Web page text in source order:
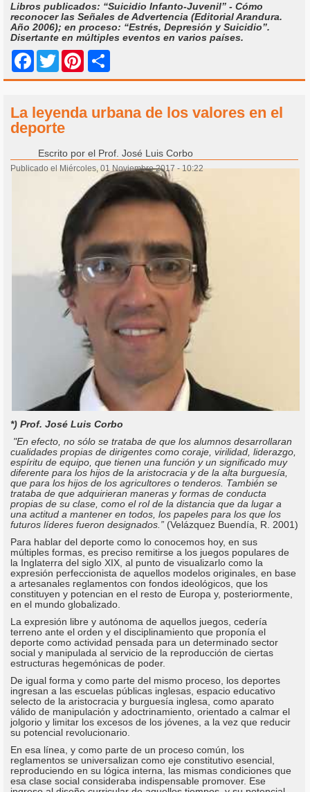
Libros publicados: “Suicidio Infanto-Juvenil” - Cómo
reconocer las Señales de Advertencia (Editorial Arandura.
Año 2006); en proceso: “Estrés, Depresión y Suicidio”.
Disertante en múltiples eventos en varios países.
Facebook
Twitter Pinterest
La leyenda urbana de los valores en el
deporte
Escrito por el Prof. José Luis Corbo
Publicado el Miércoles, 01 Noviembre 2017 - 10:22
*) Prof. José Luis Corbo
"En efecto, no sólo se trataba de que los alumnos desarrollaran
cualidades propias de dirigentes como coraje, virilidad, liderazgo,
espíritu de equipo, que tienen una función y un significado muy
diferente para los hijos de la aristocracia y de la alta burguesía,
que para los hijos de los agricultores o tenderos. También se
trataba de que adquirieran maneras y formas de conducta
propias de su clase, como el rol de la distancia que da lugar a
una actitud a mantener en todos, los papeles para los que los
futuros líderes fueron designados.” (Velázquez Buendía, R. 2001)
Para hablar del deporte como lo conocemos hoy, en sus
múltiples formas, es preciso remitirse a los juegos populares de
la Inglaterra del siglo XIX, al punto de visualizarlo como la
expresión perfeccionista de aquellos modelos originales, en base
a artesanales reglamentos con fondos ideológicos, que los
constituyen y potencian en el resto de Europa y, posteriormente,
en el mundo globalizado.
La expresión libre y autónoma de aquellos juegos, cedería
terreno ante el orden y el disciplinamiento que proponía el
deporte como actividad pensada para un determinado sector
social y manipulada al servicio de la reproducción de ciertas
estructuras hegemónicas de poder.
De igual forma y como parte del mismo proceso, los deportes
ingresan a las escuelas públicas inglesas, espacio educativo
selecto de la aristocracia y burguesía inglesa, como aparato
válido de manipulación y adoctrinamiento, orientado a calmar el
jolgorio y limitar los excesos de los jóvenes, a la vez que reducir
su potencial revolucionario.
En esa línea, y como parte de un proceso común, los
reglamentos se universalizan como eje constitutivo esencial,
reproduciendo en su lógica interna, las mismas condiciones que
esa clase social consideraba indispensable promover. Ese